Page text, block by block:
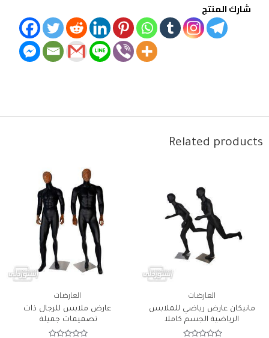
شارك المنتج
Related products
العارضات
مانيكان عارض رياضي للملابس
الرياضية الجسم كاملا
العارضات
عارض ملابس للرجال ذات
تصميمات جميلة